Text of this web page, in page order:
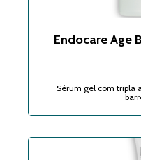
Endocare Age
Sérum gel com tripla